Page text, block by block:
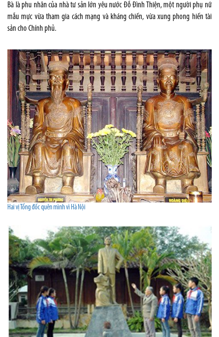
Bà là phu nhân của nhà tư sản lớn yêu nước Đỗ Đình Thiện, một người phụ nữ
mẫu mực vừa tham gia cách mạng và kháng chiến, vừa xung phong hiến tài
sản cho Chính phủ.
Hai vị Tổng đốc quên mình vì Hà Nội